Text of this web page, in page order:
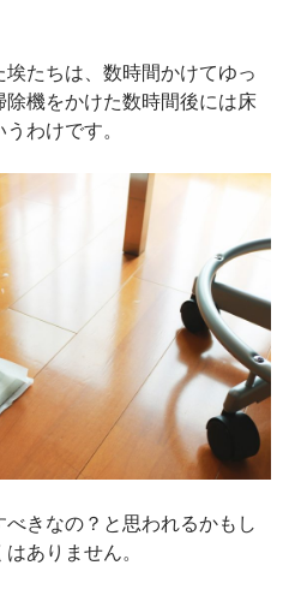
たちは、数時間かけてゆっ
除機をかけた数時間後には床
わけです。
きなの？と思われるかもし
ありません。